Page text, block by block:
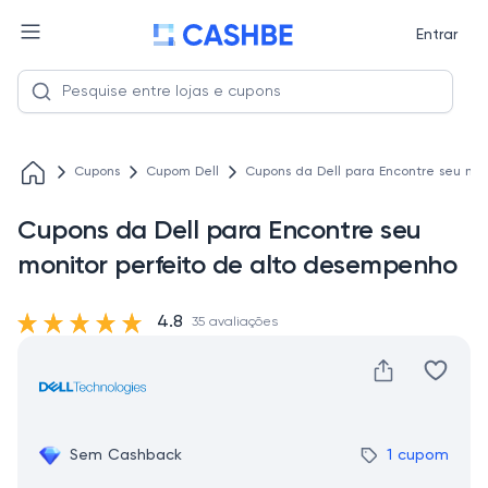
Entrar
Cupons Cupom Dell Cupons da Dell para Encontre seu
Cupons da Dell para Encontre seu
monitor perfeito de alto desempenho
Sem Cashback 1 cupom
4.8 35 avaliações